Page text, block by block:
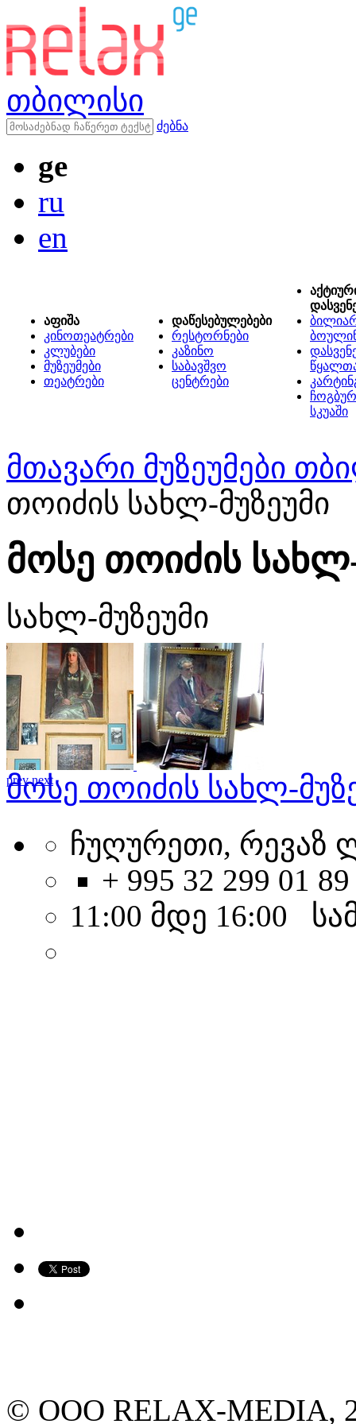
თბილისი
ძებნა
ge
ru
en
აფიშა
კინოთეატრები
კლუბები
მუზეუმები
თეატრები
დაწესებულებები
რესტორნები
კაზინო
საბავშვო
ცენტრები
სკუაში
მთავარი მუზეუმები
თოიძის სახლ-მუზეუმი
მოსე თოიძის
სახლ-მუზეუმი
prev next
მოსე თოიძის სახლ-
ჩუღურეთი, რევაზ
+ 995 32 299 01 89
11:00 მდე 16:00
© ООО RELAX-MEDIA,